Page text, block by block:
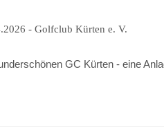
- Golfclub Kürten e. V.
GC Kürten - eine